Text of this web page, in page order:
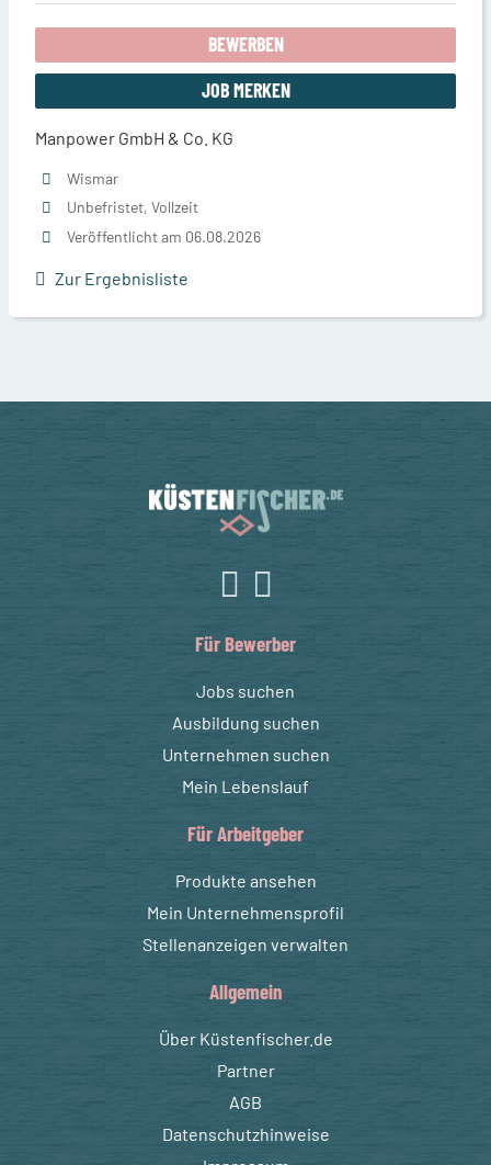
BEWERBEN
JOB MERKEN
Manpower GmbH & Co. KG
Wismar
Unbefristet, Vollzeit
Veröffentlicht am 06.08.2026
Zur Ergebnisliste
Für Bewerber
Jobs suchen
Ausbildung suchen
Unternehmen suchen
Mein Lebenslauf
Für Arbeitgeber
Produkte ansehen
Mein Unternehmensprofil
Stellenanzeigen verwalten
Allgemein
Über Küstenfischer.de
Partner
AGB
Datenschutzhinweise